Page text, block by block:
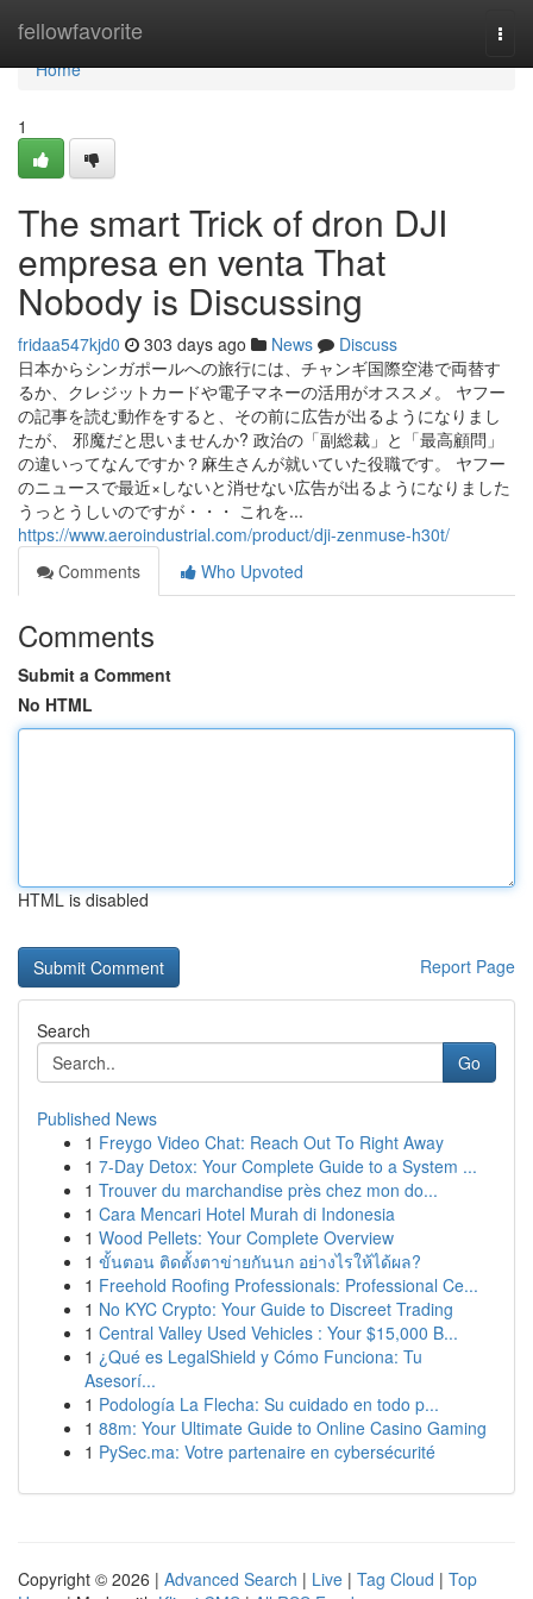
fellowfavorite
Home
Home
1
The smart Trick of dron DJI
empresa en venta That
Nobody is Discussing
fridaa547kjd0 303 days ago News
Discuss
日本からシンガポールへの旅行には、チャンギ国際空港で両替す
るか、クレジットカードや電子マネーの活用がオススメ。 ヤフー
の記事を読む動作をすると、その前に広告が出るようになりまし
たが、 邪魔だと思いませんか? 政治の「副総裁」と「最高顧問」
の違いってなんですか？麻生さんが就いていた役職です。 ヤフー
のニュースで最近×しないと消せない広告が出るようになりました
うっとうしいのですが・・・ これを...
https://www.aeroindustrial.com/product/dji-zenmuse-h30t/
Comments
Who Upvoted
Comments
Submit a Comment
No HTML
HTML is disabled
Report Page
Search
Go
Published News
1 Freygo Video Chat: Reach Out To Right Away
1 7-Day Detox: Your Complete Guide to a System ...
1 Trouver du marchandise près chez mon do...
1 Cara Mencari Hotel Murah di Indonesia
1 Wood Pellets: Your Complete Overview
1 ขั้นตอน ติดตั้งตาข่ายกันนก อย่างไรให้ได้ผล?
1 Freehold Roofing Professionals: Professional Ce...
1 No KYC Crypto: Your Guide to Discreet Trading
1 Central Valley Used Vehicles : Your $15,000 B...
1 ¿Qué es LegalShield y Cómo Funciona: Tu
Asesorí...
1 Podología La Flecha: Su cuidado en todo p...
1 88m: Your Ultimate Guide to Online Casino Gaming
1 PySec.ma: Votre partenaire en cybersécurité
Copyright © 2026 | Advanced Search | Live | Tag Cloud | Top